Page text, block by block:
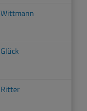
Wittmann
Glück
Ritter